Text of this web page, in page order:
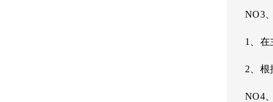
NO3
1、
2、
NO4